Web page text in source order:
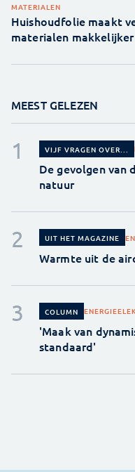
MATERIALEN
Huishoudfolie maakt
materialen makkelijker
MEEST GELEZEN
VIJF VRAGEN OVER...
De gevolgen van
natuur
UIT HET MAGAZINE
Warmte uit de
COLUMN ENERGIE
'Maak van
standaard'